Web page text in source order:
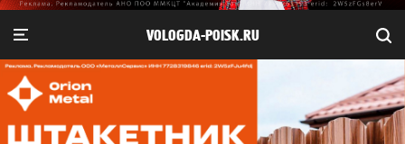
VOLOGDA-POISK.RU